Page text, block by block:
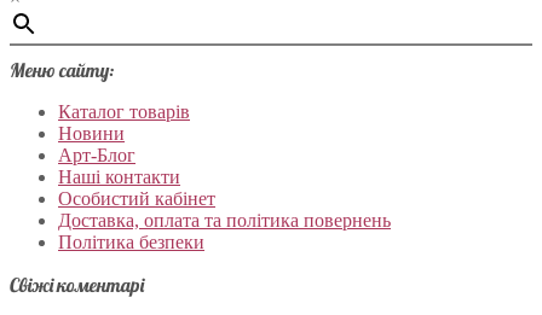
Меню сайту:
Каталог товарів
Новини
Арт-Блог
Наші контакти
Особистий кабінет
Доставка, оплата та політика повернень
Політика безпеки
Свіжі коментарі